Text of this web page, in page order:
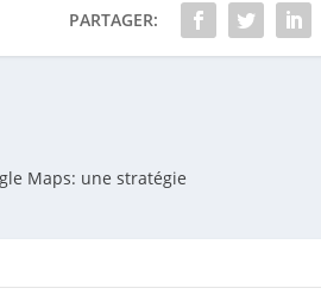
PARTAGER:
Maps: une stratégie